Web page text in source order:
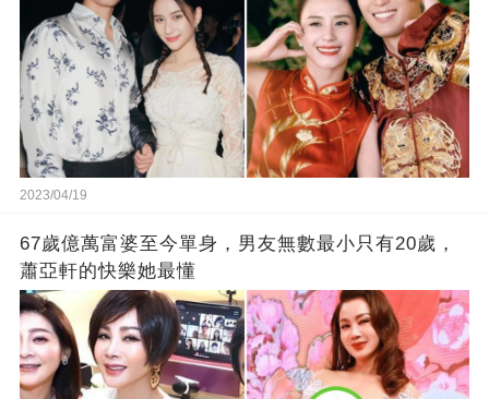
2023/04/19
67歲億萬富婆至今單身，男友無數最小只有20歲，
蕭亞軒的快樂她最懂